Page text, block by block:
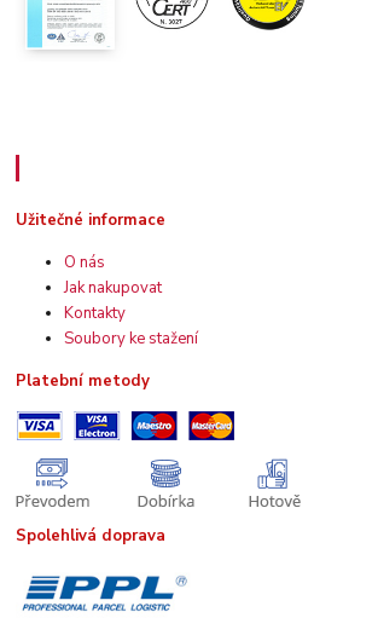
Užitečné informace
O nás
Jak nakupovat
Kontakty
Soubory ke stažení
Platební metody
Spolehlivá doprava